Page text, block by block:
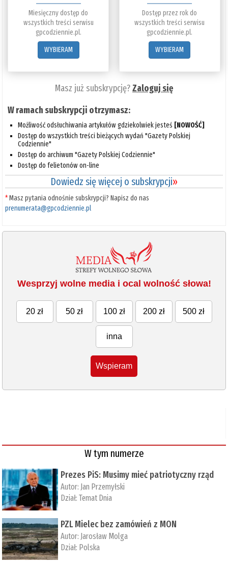
Miesięczny dostęp do
wszystkich treści serwisu
gpcodziennie.pl.
WYBIERAM
Dostęp przez rok do
wszystkich treści serwisu
gpcodziennie.pl.
WYBIERAM
Masz już subskrypcję?Zaloguj się
W ramach subskrypcji otrzymasz:
Możliwość odsłuchiwania artykułów gdziekolwiek jesteś [NOWOŚĆ]
Dostęp do wszystkich treści bieżących wydań "Gazety Polskiej
Codziennie"
Dostęp do archiwum "Gazety Polskiej Codziennie"
Dostęp do felietonów on-line
Dowiedz się więcej o subskrypcji»
*Masz pytania odnośnie subskrypcji? Napisz do nas
prenumerata@gpcodziennie.pl
Wesprzyj wolne media i ocal wolność słowa!
20 zł 50 zł 100 zł 200 zł 500 zł
inna
Wspieram
W tym numerze
Prezes PiS: Musimy mieć patriotyczny rząd
Autor: Jan Przemyłski
Dział:Temat Dnia
PZL Mielec bez zamówień z MON
Autor: Jarosław Molga
Dział: Polska